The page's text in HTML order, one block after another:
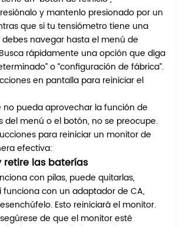
y mantenlo presionado por un
que si tu tensiómetro tiene una
navegar hasta el menú de
rápidamente una opción que diga
o “configuración de fábrica”.
en pantalla para reiniciar el
no pueda aprovechar la función de
del menú o el botón, no se preocupe.
para reiniciar un monitor de
efectiva:
retire las baterías
con pilas, puede quitarlas,
funciona con un adaptador de CA,
Esto reiniciará el monitor.
de que el monitor esté